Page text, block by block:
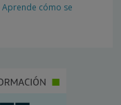
Aprende cómo se